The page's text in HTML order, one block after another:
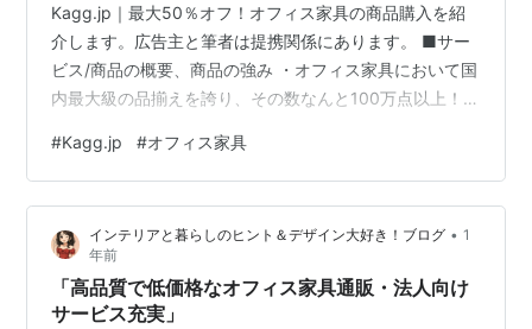
Kagg.jp｜最大50％オフ！オフィス家具の商品購入を紹
介します。広告主と筆者は提携関係にあります。 ■サー
ビス/商品の概要、商品の強み ・オフィス家具において国
内最大級の品揃えを誇り、その数なんと100万点以上！・
な地域と商品)・メーカーと直接取引し中間コストをカッ
トしているので、最大50％オフの価格でお得にお買い物
いただけます。・メーカー正規品のみの取扱いなので、
品質的にも安心。・在宅勤務に使えるチェアやデスクも
豊富に取り扱っています。・お好みのカラーや仕様を、
サイト上で簡単にカス…
#Kagg.jp #オフィス家具
インテリアと暮らしのヒント＆デザイン大好き！ブログ • 1
年前
「高品質で低価格なオフィス家具通販・法人向け
サービス充実」